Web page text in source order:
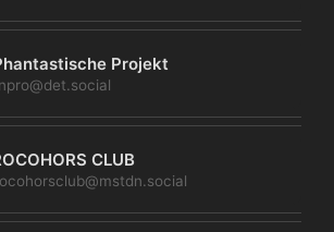
Projekt
CLUB